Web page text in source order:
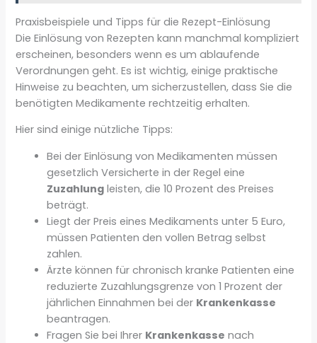
Praxisbeispiele und Tipps für die Rezept-Einlösung
Die Einlösung von Rezepten kann manchmal kompliziert
erscheinen, besonders wenn es um ablaufende
Verordnungen geht. Es ist wichtig, einige praktische
Hinweise zu beachten, um sicherzustellen, dass Sie die
benötigten Medikamente rechtzeitig erhalten.
Hier sind einige nützliche Tipps:
Bei der Einlösung von Medikamenten müssen
gesetzlich Versicherte in der Regel eine
Zuzahlung leisten, die 10 Prozent des Preises
beträgt.
Liegt der Preis eines Medikaments unter 5 Euro,
müssen Patienten den vollen Betrag selbst
zahlen.
Ärzte können für chronisch kranke Patienten eine
reduzierte Zuzahlungsgrenze von 1 Prozent der
jährlichen Einnahmen bei der Krankenkasse
beantragen.
Fragen Sie bei Ihrer Krankenkasse nach